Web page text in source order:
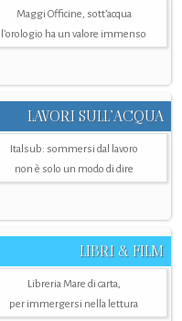
Maggi Officine, sott’acqua
l'orologio ha un valore immenso
LAVORI SULL’ACQUA
Italsub: sommersi dal lavoro
non è solo un modo di dire
LIBRI & FILM
Libreria Mare di carta,
per immergersi nella lettura